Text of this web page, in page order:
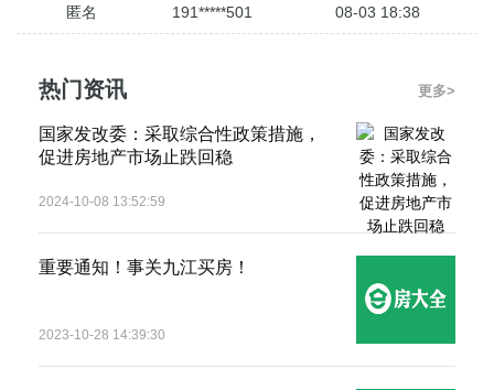
匿名 191*****501 08-03 18:38
匿名 08-03 09:27
匿名 187*****333 08-03 09:03
08-02 19:37
匿名 157*****100 08-02 17:03
匿名 188*****404
08-02 12:35
匿名 138*****808 08-02 11:12
热门资讯 更多>
国家发改委：采取综合性政策措施，
促进房地产市场止跌回稳
2024-10-08 13:52:59
重要通知！事关九江买房！
2023-10-28 14:39:30